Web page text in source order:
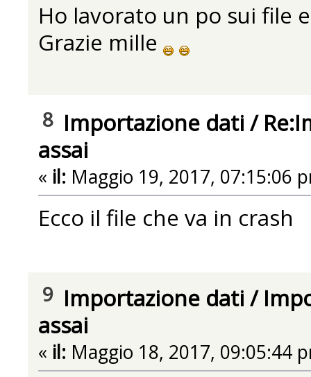
Ho lavorato un po sui file
Grazie mille
8 Importazione dati /
assai
« il: Maggio 19, 2017, 07:15:06
Ecco il file che va in crash
9 Importazione dati /
assai
« il: Maggio 18, 2017, 09:05:44